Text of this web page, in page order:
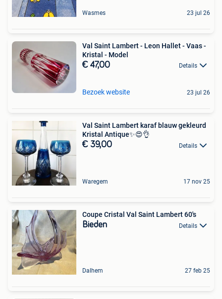
Wasmes 23 jul 26
Val Saint Lambert - Leon Hallet - Vaas -
Kristal - Model
€ 47,00 Details
Bezoek website 23 jul 26
Val Saint Lambert karaf blauw gekleurd
Kristal Antique✨😍👌
€ 39,00 Details
Waregem 17 nov 25
Coupe Cristal Val Saint Lambert 60's
Bieden Details
Dalhem 27 feb 25